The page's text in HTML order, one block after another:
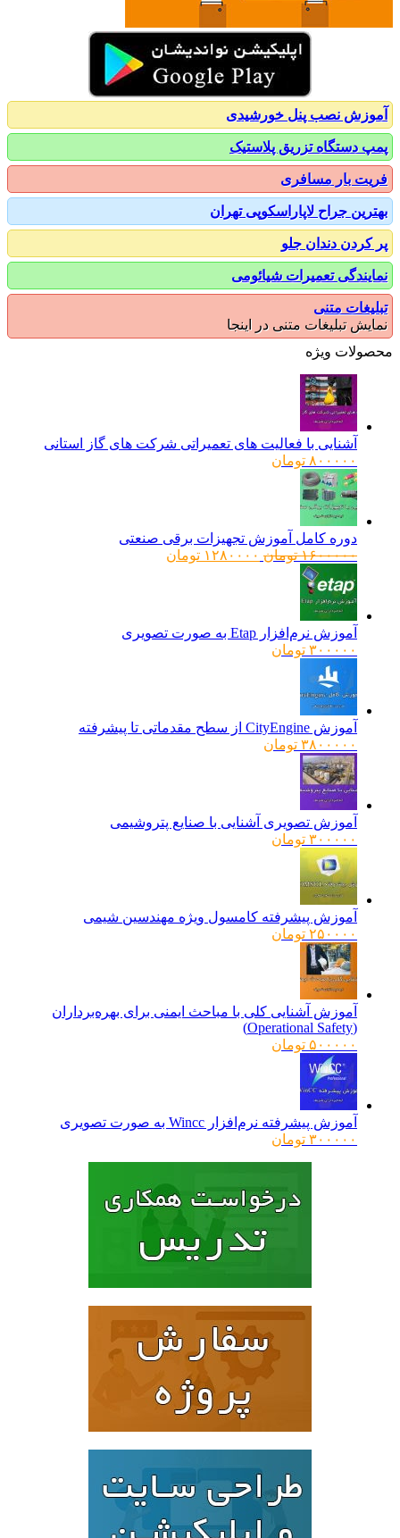
نصب پنل خورشیدی
دستگاه تزریق پلاستیک
بار مسافری
جراح لاپاراسکوپی تهران
دندان جلو
تعمیرات شیائومی
متنی
تبلیغات متنی در اینجا
ویژه
آشنایی با فعالیت های تعمیراتی شرکت های گاز استانی
۸۰۰۰۰۰ تومان
دوره کامل آموزش تجهیزات برقی صنعتی
۱۶۰۰۰۰۰ تومانقیمت
۱۲۸۰۰۰۰ تومانقیمت
آموزش نرم‌افزار Etap به صورت تصویری
۳۰۰۰۰۰ تومان
آموزش CityEngine از سطح مقدماتی تا پیشرفته
۳۸۰۰۰۰۰ تومان
آموزش تصویری آشنایی با صنایع پتروشیمی
۳۰۰۰۰۰ تومان
آموزش پیشرفته کامسول ویژه مهندسین شیمی
۲۵۰۰۰۰ تومان
آموزش آشنایی کلی با مباحث ایمنی برای بهره‌برداران
۵۰۰۰۰۰ تومان
آموزش پیشرفته نرم‌افزار Wincc به صورت تصویری
۳۰۰۰۰۰ تومان